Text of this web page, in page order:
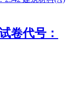
卷代号：